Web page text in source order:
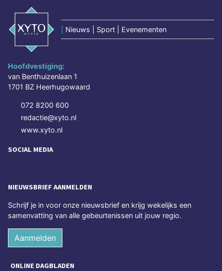
Nieuws | Sport | Evenementen
Hoofdvestiging:
van Benthuizenlaan 1
1701 BZ Heerhugowaard
072 8200 600
redactie@xyto.nl
www.xyto.nl
SOCIAL MEDIA
NIEUWSBRIEF AANMELDEN
Schrijf je in voor onze nieuwsbrief en krijg wekelijks een
samenvatting van alle gebeurtenissen uit jouw regio.
Aanmelden
ONLINE DAGBLADEN